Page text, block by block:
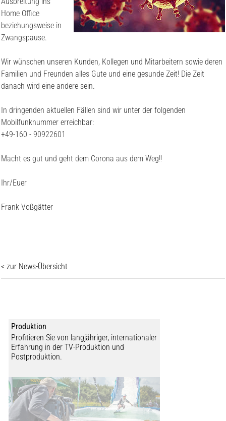
Home Office
beziehungsweise in
Zwangspause.
Wir wünschen unseren Kunden, Kollegen und Mitarbeitern sowie deren
Familien und Freunden alles Gute und eine gesunde Zeit! Die Zeit
danach wird eine andere sein.
In dringenden aktuellen Fällen sind wir unter der folgenden
Mobilfunknummer erreichbar:
+49-160 - 90922601
Macht es gut und geht dem Corona aus dem Weg!!
Ihr/Euer
Frank Voßgätter
< zur News-Übersicht
Produktion
Profitieren Sie von langjähriger, internationaler
Erfahrung in der TV-Produktion und
Postproduktion.